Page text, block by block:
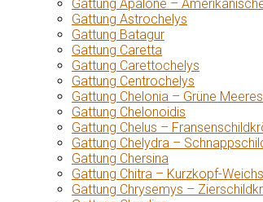
Gattung Apalone –
Gattung Astrochelys
Gattung Batagur
Gattung Caretta
Gattung Carettochelys
Gattung Centrochelys
Gattung Chelonia – Grüne
Gattung Chelonoidis
Gattung Chelus –
Gattung Chelydra –
Gattung Chersina
Gattung Chitra – Kurzkopf-
Gattung Chrysemys –